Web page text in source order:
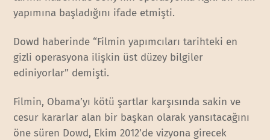
yapımına başladığını ifade etmişti.
Dowd haberinde “Filmin yapımcıları tarihteki en
gizli operasyona ilişkin üst düzey bilgiler
ediniyorlar” demişti.
Filmin, Obama’yı kötü şartlar karşısında sakin ve
cesur kararlar alan bir başkan olarak yansıtacağını
öne süren Dowd, Ekim 2012’de vizyona girecek